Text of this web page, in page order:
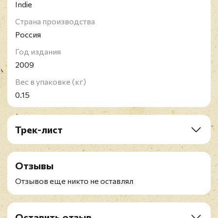
Indie
Страна производства
Россия
Год издания
2009
Вес в упаковке (кг)
0.15
Трек-лист
1. The Crowning
2. Stronger Than Jesus
3. Bear On The Beach
4. Love Has Left The Room
6. Here Are Many Wild Animals
7. Chinatown
Отзывы
Отзывов еще никто не оставлял